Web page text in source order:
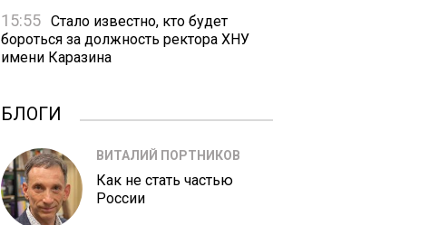
15:55 Стало известно, кто будет
бороться за должность ректора ХНУ
имени Каразина
БЛОГИ
ВИТАЛИЙ ПОРТНИКОВ
Как не стать частью
России